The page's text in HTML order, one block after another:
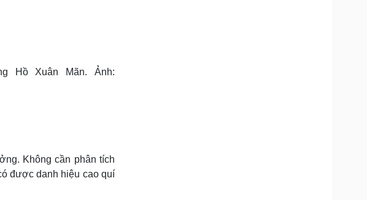
Hồ Xuân Mãn. Ảnh:
Không cần phân tích
được danh hiệu cao quí